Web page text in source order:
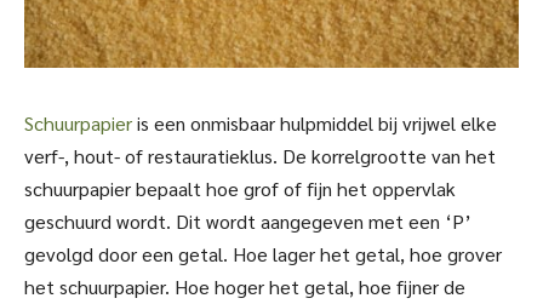
Schuurpapieris een onmisbaar hulpmiddel bij vrijwel elke
verf-, hout- of restauratieklus. De korrelgrootte van het
schuurpapier bepaalt hoe grof of fijn het oppervlak
geschuurd wordt. Dit wordt aangegeven met een ‘P’
gevolgd door een getal. Hoe lager het getal, hoe grover
het schuurpapier. Hoe hoger het getal, hoe fijner de